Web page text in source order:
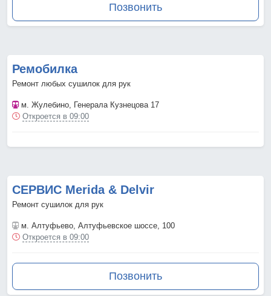
Позвонить
Ремобилка
Ремонт любых сушилок для рук
м. Жулебино , Генерала Кузнецова 17
Откроется в 09:00
СЕРВИС Merida & Delvir
Ремонт сушилок для рук
м. Алтуфьево , Алтуфьевское шоссе, 100
Откроется в 09:00
Позвонить